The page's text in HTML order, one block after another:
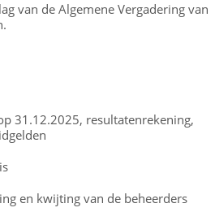
van de Algemene Vergadering van
31.12.2025, resultatenrekening,
en kwijting van de beheerders